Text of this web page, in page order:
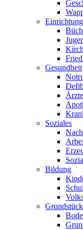
Gesundheit
Soziales
Bildung